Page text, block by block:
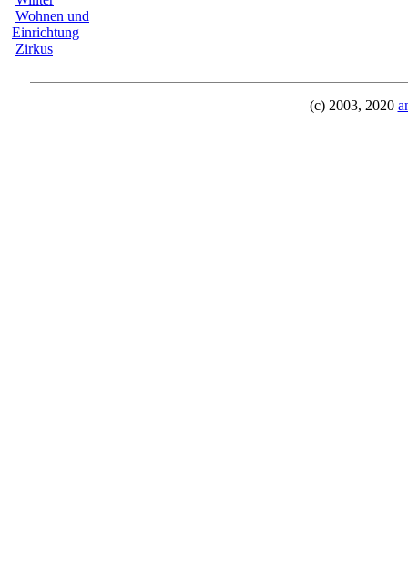
Wohnen und
Einrichtung
Zirkus
(c) 2003, 2020